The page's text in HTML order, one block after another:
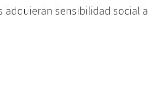
adquieran sensibilidad social a